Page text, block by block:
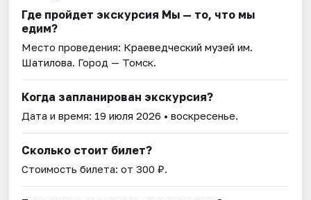
Где пройдет экскурсия Мы — то, что мы
едим?
Место проведения: Краеведческий музей им.
Шатилова. Город — Томск.
Когда запланирован экскурсия?
Дата и время: 19 июля 2026 • воскресенье.
Сколько стоит билет?
Стоимость билета: от 300 ₽.